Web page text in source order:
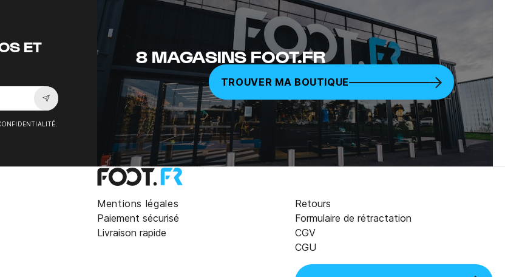
ET
Souscrire à la newsletter
8 MAGASINS FOOT.FR
TROUVER MA BOUTIQUE
Mentions légales
Paiement sécurisé
Livraison rapide
Retours
Formulaire de rétractation
CGV
CGU